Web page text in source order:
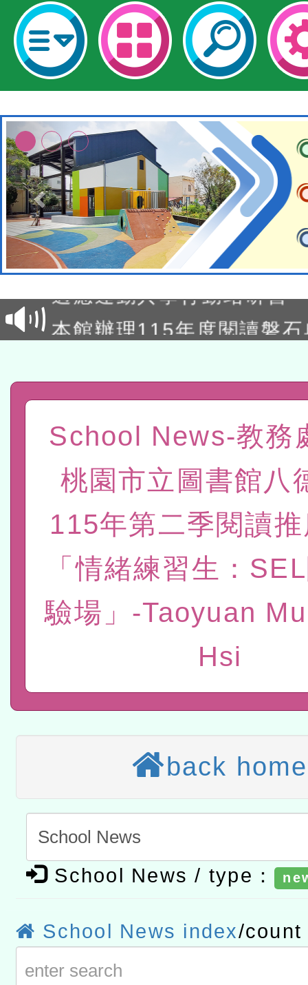
本校115學年度第2次代理
本館辦理115年度閱讀磐
程
A3數位素養講師名單
「數位內容與教學軟體線
有關大陸委員會函釋公務
赴陸應申請許可一案
轉知經濟部水利署委託財
研究院辦理「115年表揚
位及節水達人選拔活動」
115年8月22日(星期六)辦
市孔廟祈福系列活動—儒
2026年桃園地景藝術節教
結果公告(無人報名，續辦
適應運動共學行動站研習
本館辦理115年度閱讀磐
讀推動專業研習
科技賦能─人工智慧(AI)工
程
A3數位素養講師名單
「數位內容與教學軟體線
t」
有關大陸委員會函釋公務
赴陸應申請許可一案
轉知經濟部水利署委託財
研究院辦理「115年表揚
115年8月22日(星期六)辦
航」
School News-教務
桃園市立圖書館八
115年第二季閱讀
「情緒練習生：
驗場」-Taoyuan
Hsi
back home
School News / type：
School News index/count